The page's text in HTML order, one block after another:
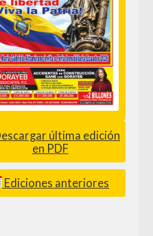
última edición
en PDF
Ediciones anteriores